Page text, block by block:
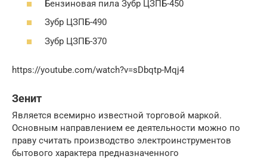
Бензиновая пила Зубр ЦЗПБ-450
Зубр ЦЗПБ-490
Зубр ЦЗПБ-370
https://youtube.com/watch?v=sDbqtp-Mqj4
Зенит
Является всемирно известной торговой маркой.
Основным направлением ее деятельности можно по
праву считать производство электроинструментов
бытового характера предназначенного